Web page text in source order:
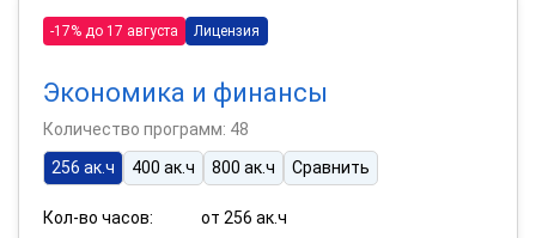
-17% до 17 августа Лицензия
Экономика и финансы
Количество программ: 48
256 ак.ч
400 ак.ч 800 ак.ч Сравнить
Кол-во часов:
от 256 ак.ч